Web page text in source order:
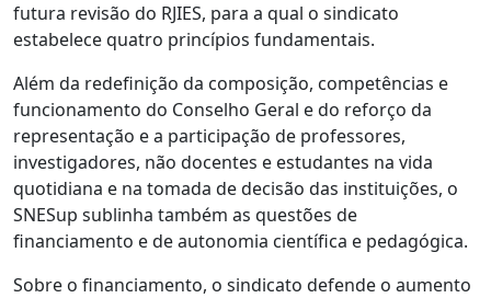
futura revisão do RJIES, para a qual o sindicato
estabelece quatro princípios fundamentais.
Além da redefinição da composição, competências e
funcionamento do Conselho Geral e do reforço da
representação e a participação de professores,
investigadores, não docentes e estudantes na vida
quotidiana e na tomada de decisão das instituições, o
SNESup sublinha também as questões de
financiamento e de autonomia científica e pedagógica.
Sobre o financiamento, o sindicato defende o aumento